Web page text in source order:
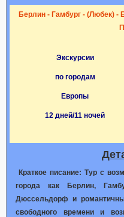
Берлин - Гамбург - (Любек)
Экскурсии
по городам
Европы
12 дней/11 ночей
Краткое писание: Тур с
города как Берлин,
Дюссельдорф и
свободного времени и